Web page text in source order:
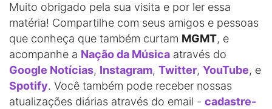
Muito obrigado pela sua visita e por ler essa
matéria! Compartilhe com seus amigos e pessoas
que conheça que também curtam MGMT, e
acompanhe a Nação da Música através do
Google Notícias, Instagram, Twitter, YouTube, e
Spotify. Você também pode receber nossas
atualizações diárias através do email - cadastre-